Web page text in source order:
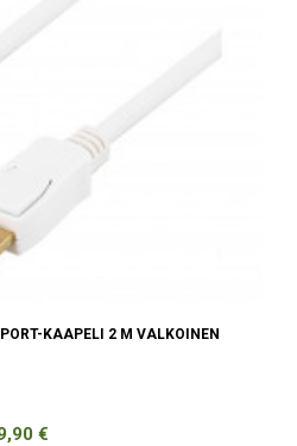
KAAPELI 2 M VALKOINEN
€